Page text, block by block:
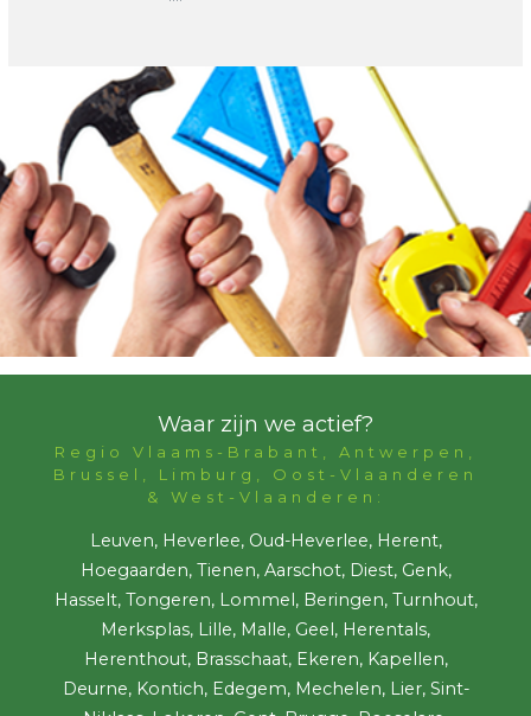
Waar zijn we actief?
Regio Vlaams-Brabant, Antwerpen,
Brussel, Limburg, Oost-Vlaanderen
& West-Vlaanderen:
Leuven, Heverlee, Oud-Heverlee, Herent,
Hoegaarden, Tienen, Aarschot, Diest, Genk,
Hasselt, Tongeren, Lommel, Beringen, Turnhout,
Merksplas, Lille, Malle, Geel, Herentals,
Herenthout, Brasschaat, Ekeren, Kapellen,
Deurne, Kontich, Edegem, Mechelen, Lier, Sint-